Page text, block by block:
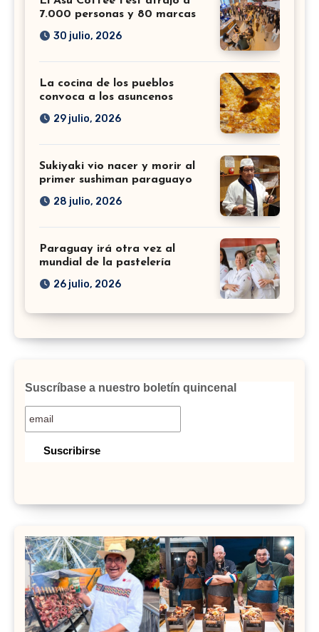
7.000 personas y 80 marcas
30 julio, 2026
La cocina de los pueblos
convoca a los asuncenos
29 julio, 2026
Sukiyaki vio nacer y morir al
primer sushiman paraguayo
28 julio, 2026
Paraguay irá otra vez al
mundial de la pastelería
26 julio, 2026
Suscríbase a nuestro boletín quincenal